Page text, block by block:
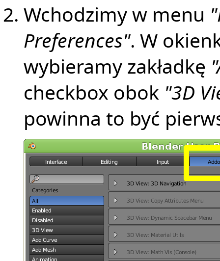
Wchodzimy w menu
Preferences". W
wybieramy zakładkę
checkbox obok "3D
powinna to być